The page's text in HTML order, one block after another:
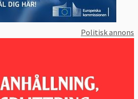
och minst aktiva EU-politiker
EU-regler
EU-parlamentariker –
Politisk annons